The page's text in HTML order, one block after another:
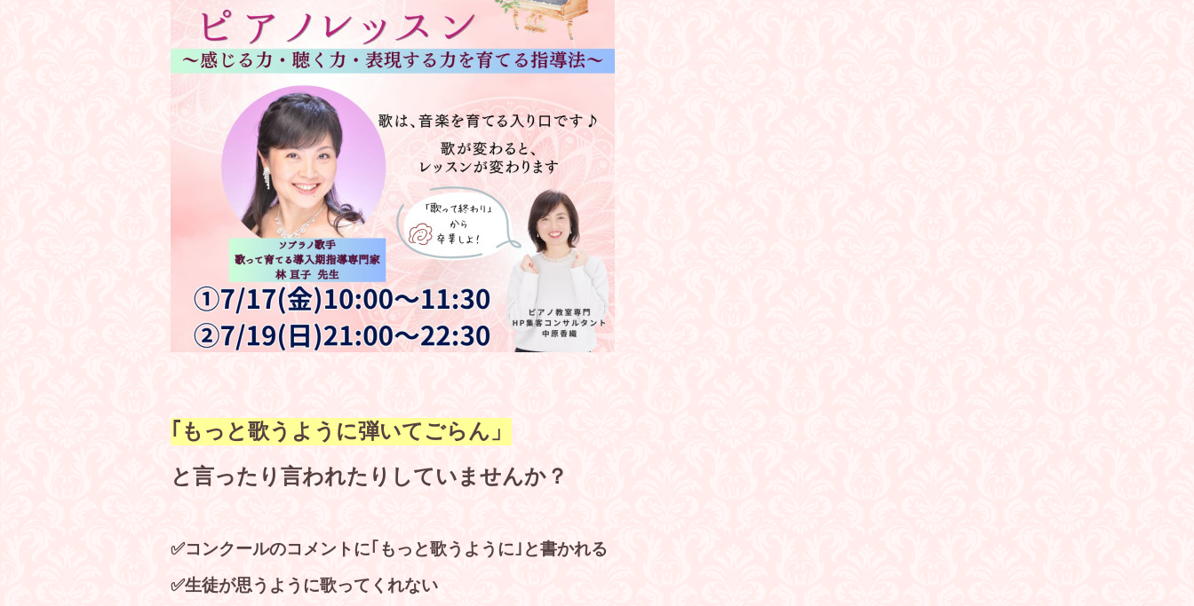
｢もっと歌うように弾いてごらん」
と言ったり言われたりしていませんか？
✅コンクールのコメントに｢もっと歌うように｣と書かれる
✅生徒が思うように歌ってくれない